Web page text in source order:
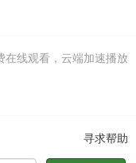
在线观看，云端加速播放
寻求帮助